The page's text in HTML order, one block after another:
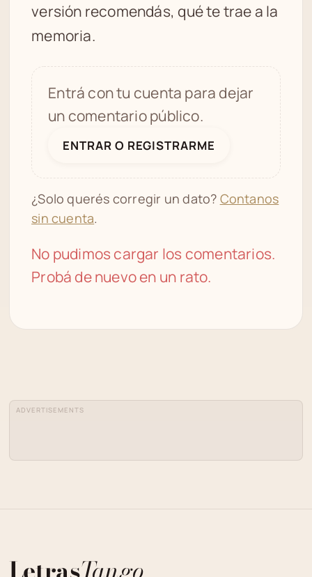
versión recomendás, qué te trae a la
memoria.
Entrá con tu cuenta para dejar
un comentario público.
ENTRAR O REGISTRARME
¿Solo querés corregir un dato? Contanos
sin cuenta.
No pudimos cargar los comentarios.
Probá de nuevo en un rato.
ADVERTISEMENTS